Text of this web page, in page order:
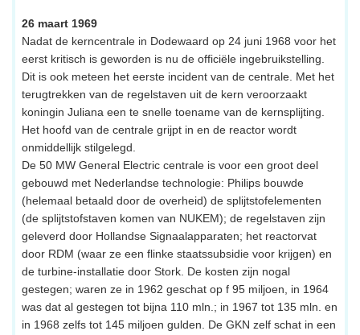
26 maart 1969
Nadat de kerncentrale in Dodewaard op 24 juni 1968 voor het
eerst kritisch is geworden is nu de officiële ingebruikstelling.
Dit is ook meteen het eerste incident van de centrale. Met het
terugtrekken van de regelstaven uit de kern veroorzaakt
koningin Juliana een te snelle toename van de kernsplijting.
Het hoofd van de centrale grijpt in en de reactor wordt
onmiddellijk stilgelegd.
De 50 MW General Electric centrale is voor een groot deel
gebouwd met Nederlandse technologie: Philips bouwde
(helemaal betaald door de overheid) de splijtstofelementen
(de splijtstofstaven komen van NUKEM); de regelstaven zijn
geleverd door Hollandse Signaalapparaten; het reactorvat
door RDM (waar ze een flinke staatssubsidie voor krijgen) en
de turbine-installatie door Stork. De kosten zijn nogal
gestegen; waren ze in 1962 geschat op f 95 miljoen, in 1964
was dat al gestegen tot bijna 110 mln.; in 1967 tot 135 mln. en
in 1968 zelfs tot 145 miljoen gulden. De GKN zelf schat in een